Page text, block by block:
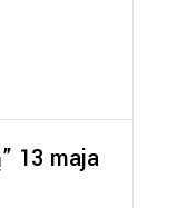
13 maja